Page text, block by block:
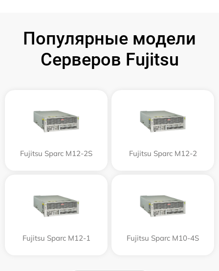
Популярные модели
Серверов Fujitsu
Fujitsu Sparc M12-2S Fujitsu Sparc M12-2
Fujitsu Sparc M12-1 Fujitsu Sparc M10-4S